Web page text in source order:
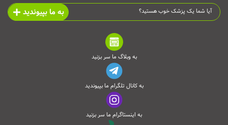
آیا شما یک پزشک خوب هستید؟ به ما بپیوندید
به وبلاگ ما سر بزنید
به کانال تلگرام ما بپیوندید
به اینستاگرام ما سر بزنید